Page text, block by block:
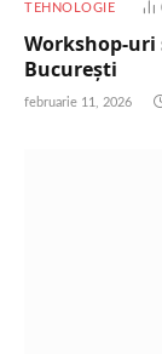
TEHNOLOGIE
Workshop-uri
București
februarie 11, 2026